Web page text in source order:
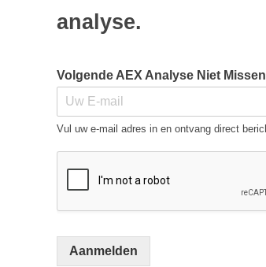
analyse.
Volgende AEX Analyse Niet
Vul uw e-mail adres in en ontvang direct
Aanmelden